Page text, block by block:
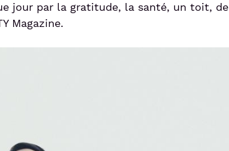
jour par la gratitude, la santé, un toit, de
Magazine.